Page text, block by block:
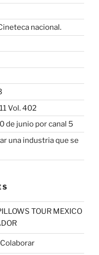
nacional.
Vol. 402
de junio por canal 5
una industria que se
TOUR MEXICO
Colaborar